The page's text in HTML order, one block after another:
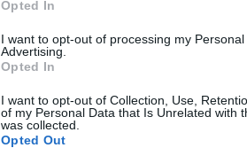
Opted In
I want to opt-out of processing my
Advertising.
Opted In
I want to opt-out of Collection, Use,
of my Personal Data that Is Unrelated with
was collected.
Opted Out